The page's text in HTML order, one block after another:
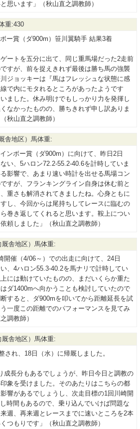
思います」（秋山直之調教師）
重:430
ー賞（ダ900m）笹川翼騎手 結果3着
ートを五分に出て、同じ重馬場だった2走前
すが、前を捉えきれず最後は勝ち馬の強襲
ジョッキーは『馬はフレッシュな状態に感
で内にモタれるところがあったようです
ました。休み明けでもしっかり力を発揮し
なかったものの、勝ちきれず申し訳ありま
秋山直之調教師）
舎地区）馬体重:
ンボー賞（ダ900m）に向けて、昨日2日
い、5ハロン72.2-55.2-40.6を計時していま
影響で、あまり速い時計を出せる馬場コン
すが、フランキングライン自身は休む前と
重さも解消されてきましたね。心身ともに
し、今回からは尾持ちしてレースに臨むの
巻き返してくれると思います。鞍上につい
頼しました」（秋山直之調教師）
舎地区）馬体重:
開催（4/06～）での出走に向けて、24日
、4ハロン55.3-40.2を馬ナリで計時してい
には動けていたものの、まだいくらか重た
ダ1400mへ向かうことも検討していたので
すると、ダ900mを叩いてから距離延長を試
一度この距離でのパフォーマンスを見てみ
調教師）
舎地区）馬体重:
され、18日（水）に帰厩しました。
成長分もあるでしょうが、昨日今日と調教の
象を受けました。そのあたりはこちらの都
響があるでしょうし、次走目標の1回川崎開
時間もあるので、乗り込んでいけば問題な
週、再来週とレースまでに速いところを2本
つもりです」（秋山直之調教師）